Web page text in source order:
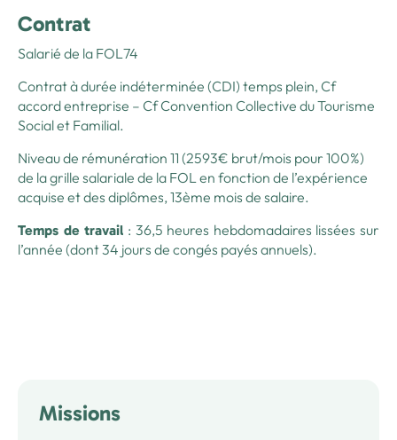
Sport
Numérique
Social
Actualités & agendas
Contact
Formation Civique et Citoyenne
Formations « Continuité éducative »
Contrat
Salarié de la FOL74
Contrat à durée indéterminée (CDI) temps plein, Cf
accord entreprise – Cf Convention Collective du Tourisme
Social et Familial.
Niveau de rémunération 11 (2593€ brut/mois pour 100%)
de la grille salariale de la FOL en fonction de l’expérience
acquise et des diplômes, 13ème mois de salaire.
Temps de travail : 36,5 heures hebdomadaires lissées sur
l’année (dont 34 jours de congés payés annuels).
Missions